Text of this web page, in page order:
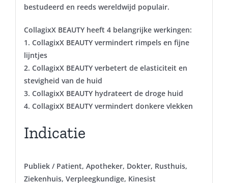
bestudeerd en reeds wereldwijd populair.
CollagixX BEAUTY heeft 4 belangrijke werkingen:
1. CollagixX BEAUTY vermindert rimpels en fijne
lijntjes
2. CollagixX BEAUTY verbetert de elasticiteit en
stevigheid van de huid
3. CollagixX BEAUTY hydrateert de droge huid
4. CollagixX BEAUTY vermindert donkere vlekken
Indicatie
Publiek / Patient, Apotheker, Dokter, Rusthuis,
Ziekenhuis, Verpleegkundige, Kinesist